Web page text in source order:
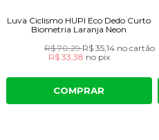
Luva Ciclismo HUPI Eco Dedo Curto
Biometria Laranja Neon
R$ 70,29R$ 35,14 no cartão
R$ 33,38 no pix
COMPRAR